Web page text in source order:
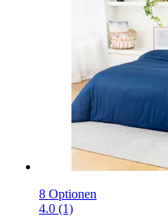
8 Optionen
4.0 (1)